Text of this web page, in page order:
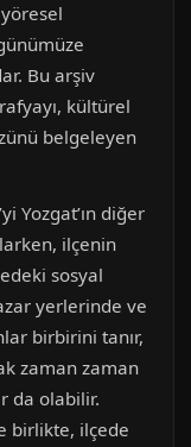
Bu arşiv
kültürel
belgeleyen
Yozgat’ın diğer
ilçenin
sosyal
yerlerinde ve
birbirini tanır,
zaman zaman
da olabilir.
birlikte, ilçede